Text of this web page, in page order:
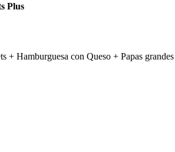
Plus
+ Hamburguesa con Queso + Papas grandes